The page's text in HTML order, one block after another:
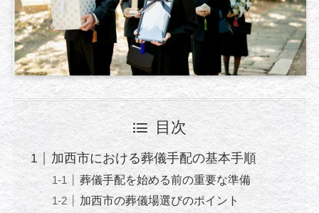
目次
加西市における葬儀手配の基本手順
葬儀手配を始める前の重要な準備
加西市の葬儀場選びのポイント